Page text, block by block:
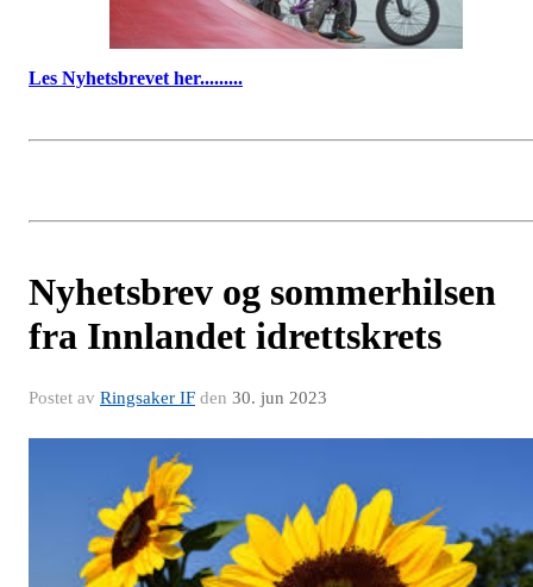
Les Nyhetsbrevet her.........
Nyhetsbrev og sommerhilsen
fra Innlandet idrettskrets
Postet av Ringsaker IF den 30. jun 2023